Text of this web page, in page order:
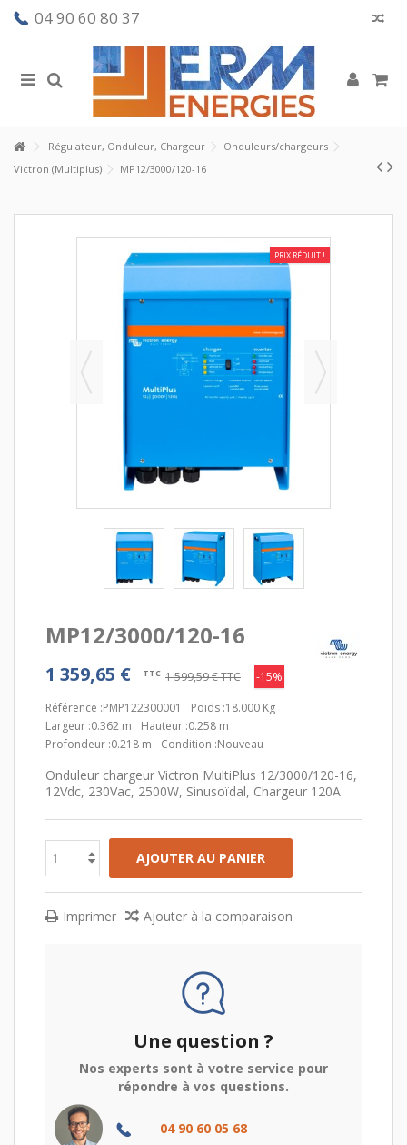
04 90 60 80 37
Régulateur, Onduleur, Chargeur
Onduleurs/chargeurs
Victron (Multiplus)
MP12/3000/120-16
PRIX RÉDUIT !
MP12/3000/120-16
1 359,65 € TTC 1 599,59 €TTC
-15%
Référence :PMP122300001 Poids :18.000 Kg
Largeur :0.362 m Hauteur :0.258 m
Profondeur :0.218 m Condition :Nouveau
Onduleur chargeur Victron MultiPlus 12/3000/120-16,
12Vdc, 230Vac, 2500W, Sinusoïdal, Chargeur 120A
AJOUTER AU PANIER
Imprimer Ajouter à la comparaison
Une question ?
Nos experts sont à votre service pour
répondre à vos questions.
04 90 60 05 68